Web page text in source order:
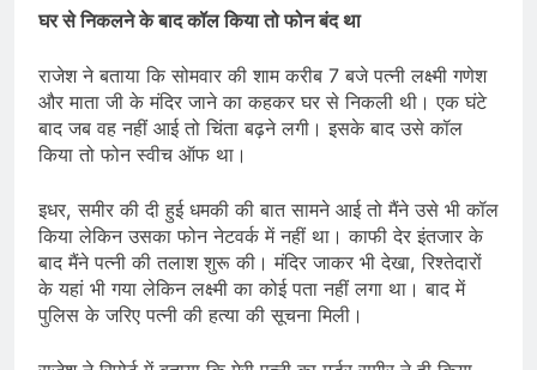
घर से निकलने के बाद कॉल किया तो फोन बंद था
राजेश ने बताया कि सोमवार की शाम करीब 7 बजे पत्नी लक्ष्मी गणेश
और माता जी के मंदिर जाने का कहकर घर से निकली थी। एक घंटे
बाद जब वह नहीं आई तो चिंता बढ़ने लगी। इसके बाद उसे कॉल
किया तो फोन स्वीच ऑफ था।
इधर, समीर की दी हुई धमकी की बात सामने आई तो मैंने उसे भी कॉल
किया लेकिन उसका फोन नेटवर्क में नहीं था। काफी देर इंतजार के
बाद मैंने पत्नी की तलाश शुरू की। मंदिर जाकर भी देखा, रिश्तेदारों
के यहां भी गया लेकिन लक्ष्मी का कोई पता नहीं लगा था। बाद में
पुलिस के जरिए पत्नी की हत्या की सूचना मिली।